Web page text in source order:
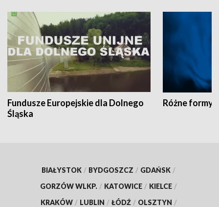
Fundusze Europejskie dla Dolnego
Śląska
Różne formy
BIAŁYSTOK / BYDGOSZCZ / GDAŃSK /
GORZÓW WLKP. / KATOWICE / KIELCE /
KRAKÓW / LUBLIN / ŁÓDŹ / OLSZTYN /